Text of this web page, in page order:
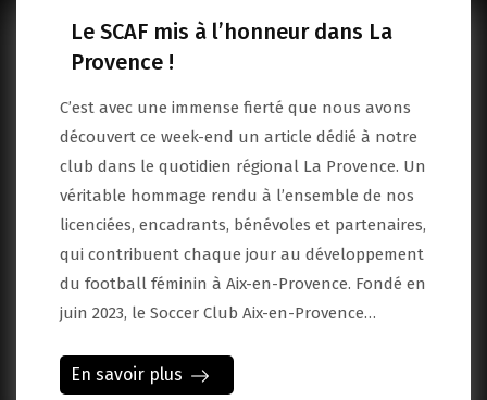
Le SCAF mis à l’honneur dans La
Provence !
C’est avec une immense fierté que nous avons
découvert ce week-end un article dédié à notre
club dans le quotidien régional La Provence. Un
véritable hommage rendu à l’ensemble de nos
licenciées, encadrants, bénévoles et partenaires,
qui contribuent chaque jour au développement
du football féminin à Aix-en-Provence. Fondé en
juin 2023, le Soccer Club Aix-en-Provence…
En savoir plus